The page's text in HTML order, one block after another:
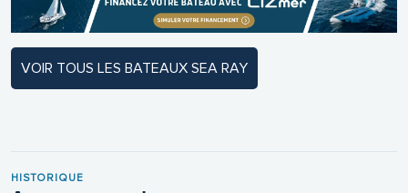
VOIR TOUS LES BATEAUX SEA RAY
HISTORIQUE